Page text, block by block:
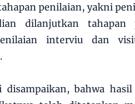
penilaian, yakni
dilanjutkan tahapan
interviu dan
disampaikan, bahwa